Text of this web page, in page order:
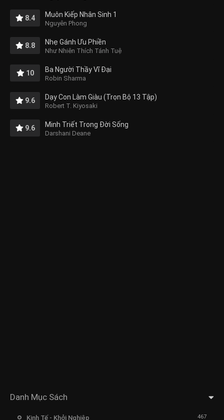
8.4 Muôn Kiếp Nhân Sinh 1
Nguyên Phong
8.8 Nhẹ Gánh Ưu Phiền
Như Nhiên Thích Tánh Tuệ
10 Ba Người Thầy Vĩ Đại
Robin Sharma
9.6 Dạy Con Làm Giàu (Trọn Bộ 13 Tập)
Robert T. Kiyosaki
9.6 Minh Triết Trong Đời Sống
Darshani Deane
Danh Mục Sách
Kinh Tế - Khởi Nghiệp 467